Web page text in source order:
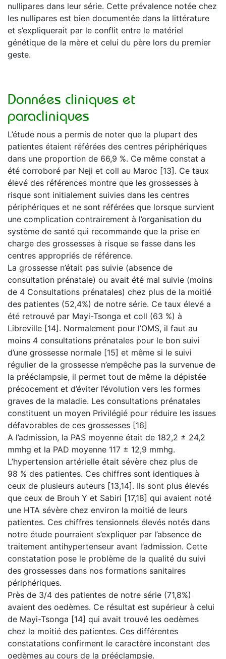
nullipares dans leur série. Cette prévalence notée chez
les nullipares est bien documentée dans la littérature
et s’expliquerait par le conflit entre le matériel
génétique de la mère et celui du père lors du premier
geste.
Données cliniques et
paracliniques
L’étude nous a permis de noter que la plupart des
patientes étaient référées des centres périphériques
dans une proportion de 66,9 %. Ce même constat a
été corroboré par Neji et coll au Maroc [13]. Ce taux
élevé des références montre que les grossesses à
risque sont initialement suivies dans les centres
périphériques et ne sont référées que lorsque survient
une complication contrairement à l’organisation du
système de santé qui recommande que la prise en
charge des grossesses à risque se fasse dans les
centres appropriés de référence.
La grossesse n’était pas suivie (absence de
consultation prénatale) ou avait été mal suivie (moins
de 4 Consultations prénatales) chez plus de la moitié
des patientes (52,4%) de notre série. Ce taux élevé a
été retrouvé par Mayi-Tsonga et coll (63 %) à
Libreville [14]. Normalement pour l’OMS, il faut au
moins 4 consultations prénatales pour le bon suivi
d’une grossesse normale [15] et même si le suivi
régulier de la grossesse n’empêche pas la survenue de
la prééclampsie, il permet tout de même la dépistée
précocement et d’éviter l’évolution vers les formes
graves de la maladie. Les consultations prénatales
constituent un moyen Privilégié pour réduire les issues
défavorables de ces grossesses [16]
A l’admission, la PAS moyenne était de 182,2 ± 24,2
mmhg et la PAD moyenne 117 ± 12,9 mmhg.
L’hypertension artérielle était sévère chez plus de
98 % des patientes. Ces chiffres sont identiques à
ceux de plusieurs auteurs [13,14]. Ils sont plus élevés
que ceux de Brouh Y et Sabiri [17,18] qui avaient noté
une HTA sévère chez environ la moitié de leurs
patientes. Ces chiffres tensionnels élevés notés dans
notre étude pourraient s’expliquer par l’absence de
traitement antihypertenseur avant l’admission. Cette
constatation pose le problème de la qualité du suivi
des grossesses dans nos formations sanitaires
périphériques.
Près de 3/4 des patientes de notre série (71,8%)
avaient des oedèmes. Ce résultat est supérieur à celui
de Mayi-Tsonga [14] qui avait trouvé les oedèmes
chez la moitié des patientes. Ces différentes
constatations confirment le caractère inconstant des
oedèmes au cours de la prééclampsie.